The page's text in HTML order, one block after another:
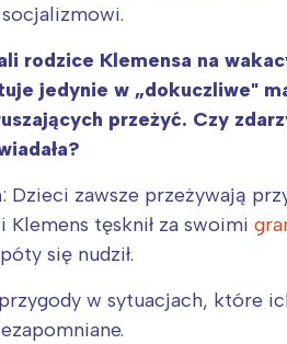
rodzice Klemensa na
jedynie w „dokuczliwe"
przeżyć. Czy
: Dzieci zawsze przeżywają
tęsknił za swoimi
się nudził.
w sytuacjach, które
Łódź
Poznań
Wrocław